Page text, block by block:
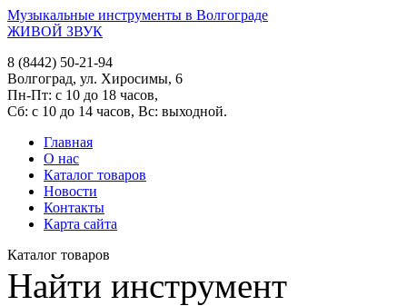
Музыкальные инструменты в Волгограде
ЖИВОЙ ЗВУК
8 (8442) 50-21-94
Волгоград, ул. Хиросимы, 6
Пн-Пт: с 10 до 18 часов,
Сб: с 10 до 14 часов, Вс: выходной.
Главная
О нас
Каталог товаров
Новости
Контакты
Карта сайта
Каталог товаров
Найти инструмент